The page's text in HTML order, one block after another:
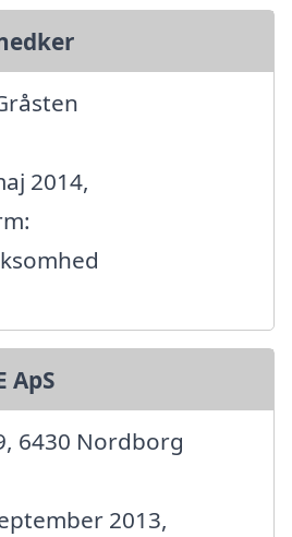
2014,
ApS
6430 Nordborg
2013,